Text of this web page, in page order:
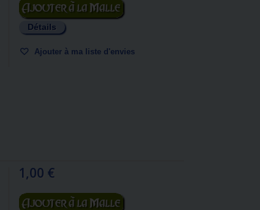
Ajouter au panier
Détails
Ajouter à ma liste d'envies
1,00 €
Ajouter au panier